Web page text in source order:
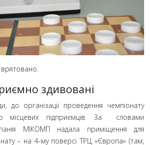
здивовані
до організації проведення чемпіонату
місцевих підприємців. За словами
МІКОМП надала приміщення для
– на 4-му поверсі ТРЦ «Європа» (там,